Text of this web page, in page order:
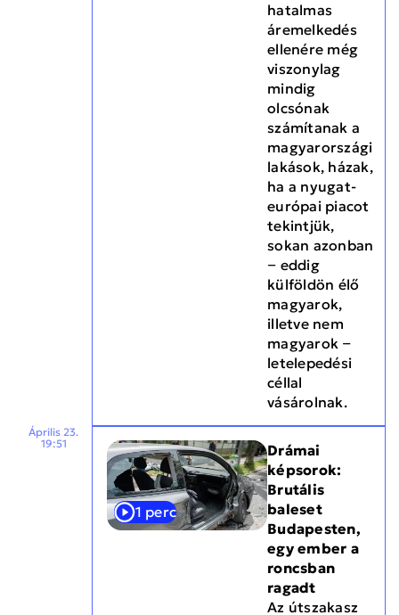
hatalmas
áremelkedés
ellenére még
viszonylag
mindig
olcsónak
számítanak a
magyarországi
lakások, házak,
ha a nyugat-
európai piacot
tekintjük,
sokan azonban
− eddig
külföldön élő
magyarok,
illetve nem
magyarok −
letelepedési
céllal
vásárolnak.
Április 23.
19:51
1 perc
Drámai
képsorok:
Brutális
baleset
Budapesten,
egy ember a
roncsban
ragadt
Az útszakasz